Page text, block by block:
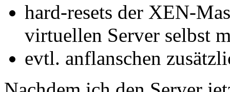
hard-resets der XEN-
virtuellen Server selbst
evtl. anflanschen